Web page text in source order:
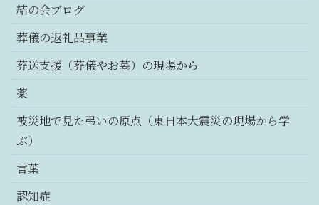
結の会ブログ
葬儀の返礼品事業
葬送支援（葬儀やお墓）の現場から
薬
被災地で見た弔いの原点（東日本大震災の現場から学
ぶ）
言葉
認知症